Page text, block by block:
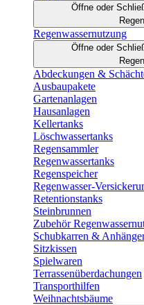
Öffne oder
Regenwassernutzung
Öffne oder
Abdeckungen &
Ausbaupakete
Gartenanlagen
Hausanlagen
Kellertanks
Löschwassertanks
Regensammler
Regenwassertanks
Regenspeicher
Regenwasser-
Retentionstanks
Steinbrunnen
Zubehör
Schubkarren &
Sitzkissen
Spielwaren
Terrassenüberdachungen
Transporthilfen
Weihnachtsbäume